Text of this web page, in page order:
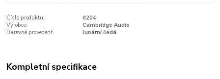
Číslo produktu:
0204
Výrobce:
Cambridge Audio
Barevné provedení:
lunární šedá
Kompletní specifikace